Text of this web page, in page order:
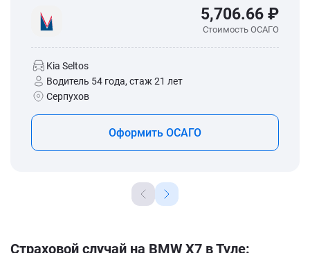
5,706.66 ₽
Стоимость ОСАГО
Kia Seltos
Водитель 54 года, стаж 21 лет
Серпухов
Оформить ОСАГО
Страховой случай на BMW X7 в Туле: